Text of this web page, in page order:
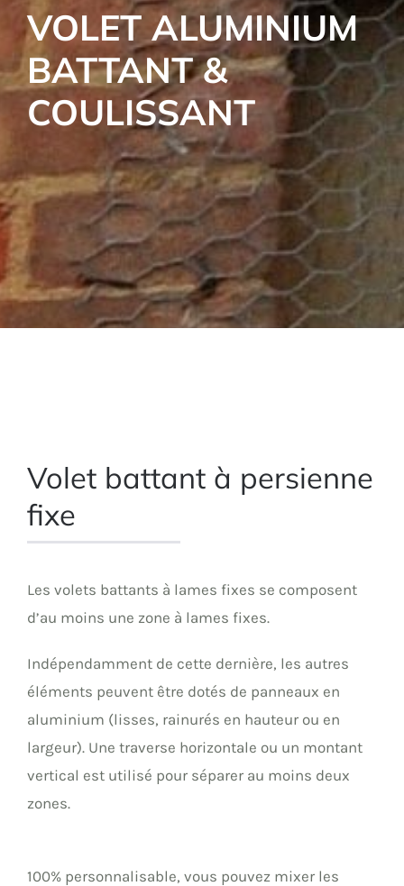
VOLET ALUMINIUM
BATTANT &
COULISSANT
Volet battant à persienne
fixe
Les volets battants à lames fixes se composent
d’au moins une zone à lames fixes.
Indépendamment de cette dernière, les autres
éléments peuvent être dotés de panneaux en
aluminium (lisses, rainurés en hauteur ou en
largeur). Une traverse horizontale ou un montant
vertical est utilisé pour séparer au moins deux
zones.
100% personnalisable, vous pouvez mixer les